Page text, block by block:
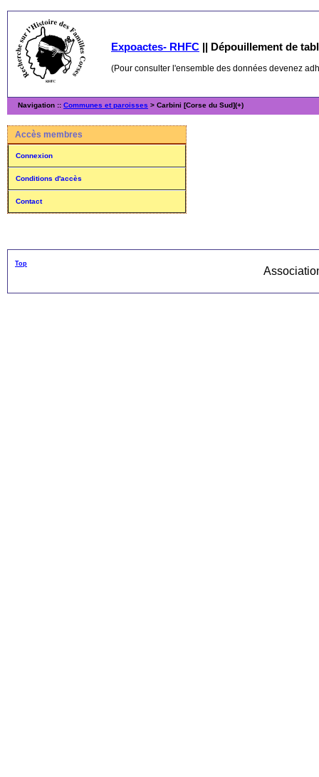
Expoactes- RHFC || Dépouillement de
(Pour consulter l'ensemble des données devenez
Navigation :: Communes et paroisses > Carbini [Corse du Sud](+)
Accès membres
Connexion
Conditions d'accès
Contact
Top